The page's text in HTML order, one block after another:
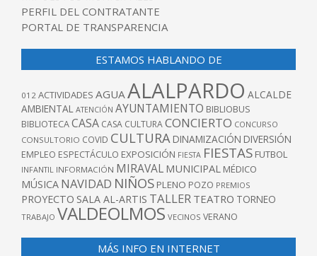
PERFIL DEL CONTRATANTE
PORTAL DE TRANSPARENCIA
ESTAMOS HABLANDO DE
012 ACTIVIDADES AGUAALALPARDO ALCALDE
AMBIENTAL ATENCIÓN AYUNTAMIENTO BIBLIOBUS
BIBLIOTECACASA CASA CULTURACONCIERTO CONCURSO
CONSULTORIO COVID CULTURA DINAMIZACIÓN DIVERSIÓN
EMPLEO ESPECTÁCULO EXPOSICIÓN FIESTA FIESTAS FUTBOL
INFANTIL INFORMACIÓN MIRAVAL MUNICIPAL MÉDICO
MÚSICA NAVIDAD NIÑOS PLENO POZO PREMIOS
PROYECTO SALA AL-ARTIS TALLER TEATRO TORNEO
TRABAJO VALDEOLMOS VECINOS VERANO
MÁS INFO EN INTERNET